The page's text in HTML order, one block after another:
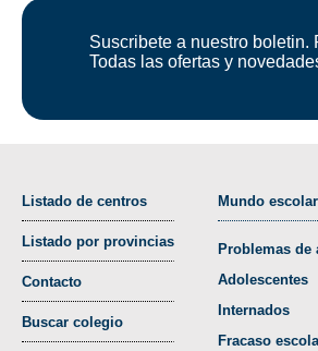
Suscribete a nuestro boletin.
Todas las ofertas y
Listado de centros
Listado por provincias
Contacto
Buscar colegio
Mundo escolar
Problemas de
Adolescentes
Internados
Fracaso